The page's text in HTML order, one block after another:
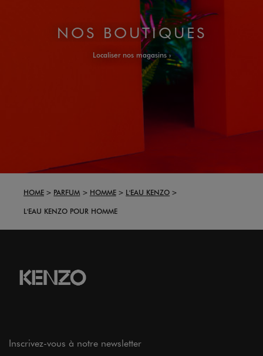
NOS BOUTIQUES
Localiser nos magasins
HOME PARFUM HOMME
L'EAU KENZO
L'EAU KENZO POUR HOMME
Inscrivez-vous à notre newsletter